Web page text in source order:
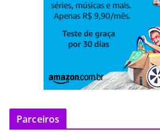
Parceiros